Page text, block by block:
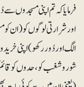
فرمایا کہ تم اپنی مسجدوں
اور شرارتی لوگوں کو (ان
الگ اور دُور رکھو) اپنی
شوروشغب کو ،حدوں کو قائم